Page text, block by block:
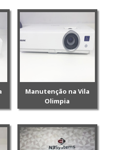
Manutenção na Vila
Olimpia